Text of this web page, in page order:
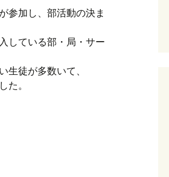
参加し、部活動の決ま
している部・局・サー
生徒が多数いて、
た。